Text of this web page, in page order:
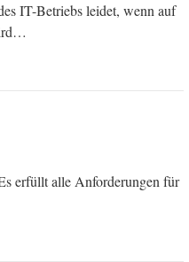
IT-Betriebs leidet, wenn auf
erfüllt alle Anforderungen für